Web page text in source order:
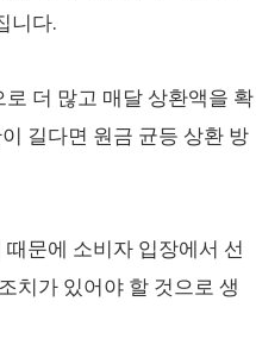
니다.
더 많고 매달 상환액을 확
길다면 원금 균등 상환 방
문에 소비자 입장에서 선
치가 있어야 할 것으로 생